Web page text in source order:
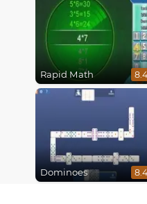
Rapid Math 8.4
Dominoes 8.4